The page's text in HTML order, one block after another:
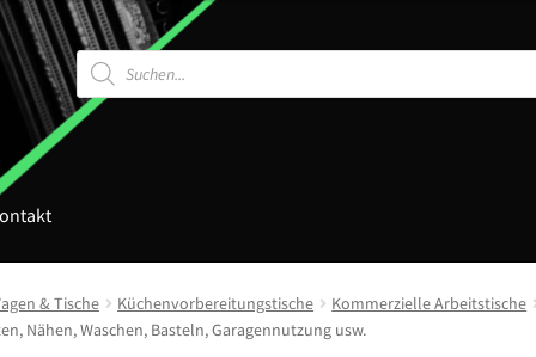
Products
search
& Tische Küchenvorbereitungstische
Kommerzielle Arbeitstische
Nähen, Waschen, Basteln, Garagennutzung usw.